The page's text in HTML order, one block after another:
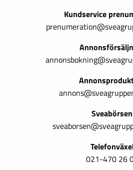
Kundservice
Sveabörsen
021-470 26